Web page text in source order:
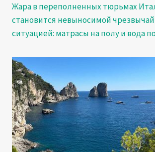
Жара в переполненных тюрьмах
становится невыносимой
ситуацией: матрасы на полу и вода